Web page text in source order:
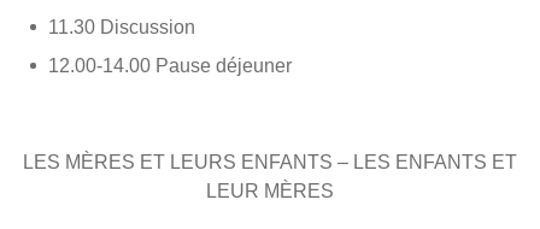
11.30 Discussion
12.00-14.00 Pause déjeuner
LES MÈRES ET LEURS ENFANTS – LES ENFANTS ET
LEUR MÈRES